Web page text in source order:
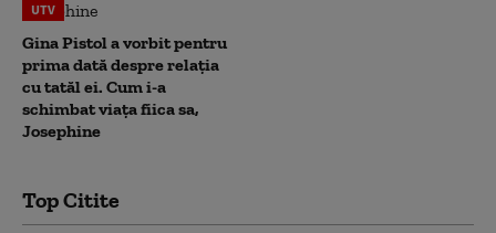
UTV
Gina Pistol a vorbit pentru
prima dată despre relația
cu tatăl ei. Cum i-a
schimbat viața fiica sa,
Josephine
Top Citite